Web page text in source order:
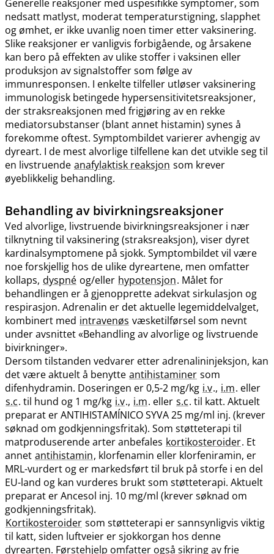
Generelle reaksjoner med uspesifikke symptomer, som
nedsatt matlyst, moderat temperaturstigning, slapphet
og ømhet, er ikke uvanlig noen timer etter vaksinering.
Slike reaksjoner er vanligvis forbigående, og årsakene
kan bero på effekten av ulike stoffer i vaksinen eller
produksjon av signalstoffer som følge av
immunresponsen. I enkelte tilfeller utløser vaksinering
immunologisk betingede hypersensitivitetsreaksjoner,
der straksreaksjonen med frigjøring av en rekke
mediatorsubstanser (blant annet histamin) synes å
forekomme oftest. Symptombildet varierer avhengig av
dyreart. I de mest alvorlige tilfellene kan det utvikle seg til
en livstruende anafylaktisk reaksjon som krever
øyeblikkelig behandling.
Behandling av bivirkningsreaksjoner
Ved alvorlige, livstruende bivirkningsreaksjoner i nær
tilknytning til vaksinering (straksreaksjon), viser dyret
kardinalsymptomene på sjokk. Symptombildet vil være
noe forskjellig hos de ulike dyreartene, men omfatter
kollaps, dyspné og​/​eller hypotensjon. Målet for
behandlingen er å gjenopprette adekvat sirkulasjon og
respirasjon. Adrenalin er det aktuelle legemiddelvalget,
kombinert med intravenøs væsketilførsel som nevnt
under avsnittet «Behandling av alvorlige og livstruende
bivirkninger».
Dersom tilstanden vedvarer etter adrenalininjeksjon, kan
det være aktuelt å benytte antihistaminer som
difenhydramin. Doseringen er 0,5-2 mg/kg i.v., i.m. eller
s.c. til hund og 1 mg/kg i.v., i.m. eller s.c. til katt. Aktuelt
preparat er ANTIHISTAMÍNICO SYVA 25 mg/ml inj. (krever
søknad om godkjenningsfritak). Som støtteterapi til
matproduserende arter anbefales kortikosteroider. Et
annet antihistamin, klorfenamin eller klorfeniramin, er
MRL-vurdert og er markedsført til bruk på storfe i en del
EU-land og kan vurderes brukt som støtteterapi. Aktuelt
preparat er Ancesol inj. 10 mg/ml (krever søknad om
godkjenningsfritak).
Kortikosteroider som støtteterapi er sannsynligvis viktig
til katt, siden luftveier er sjokkorgan hos denne
dyrearten. Førstehjelp omfatter også sikring av frie